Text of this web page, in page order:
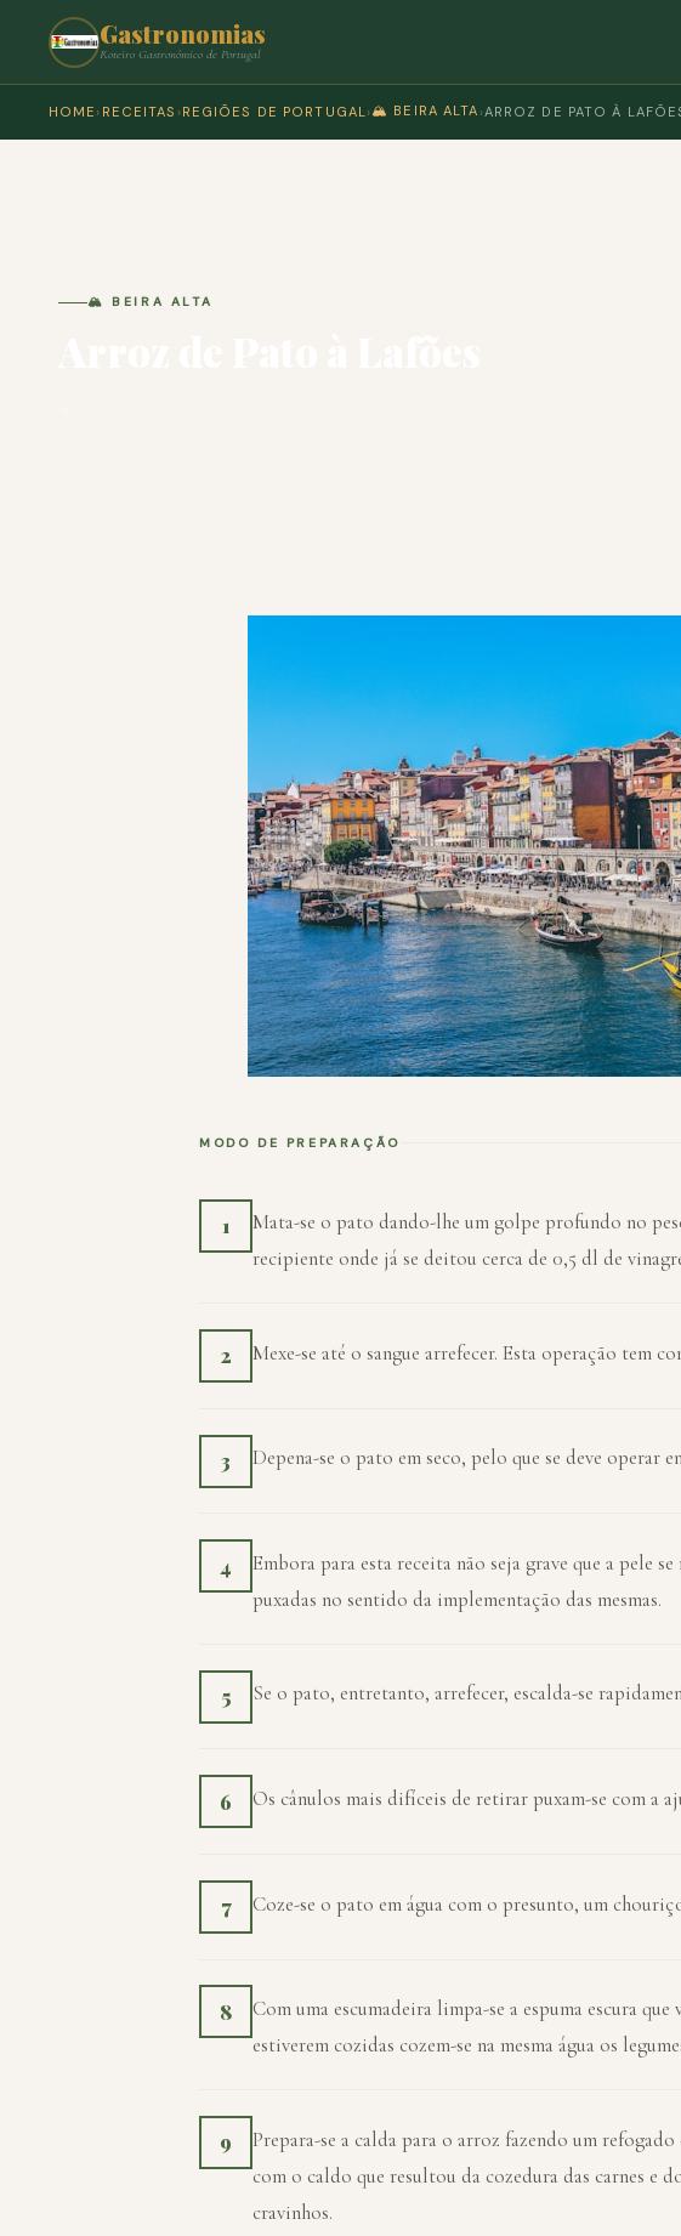
Gastronomias
Roteiro Gastronómico de Portugal
HOME › RECEITAS › REGIÕES DE PORTUGAL›🏔️ BEIRA ALTA ›ARROZ DE PATO À
🏔️ BEIRA ALTA
MODO DE PREPARAÇÃO
1
Mata-se o pato dando-lhe um golpe profundo no
recipiente onde já se deitou cerca de 0,5 dl de
2 Mexe-se até o sangue arrefecer. Esta operação tem
3 Depena-se o pato em seco, pelo que se deve operar
4
Embora para esta receita não seja grave que a pele
puxadas no sentido da implementação das mesmas.
5 Se o pato, entretanto, arrefecer, escalda-se
6 Os cânulos mais difíceis de retirar puxam-se com a
7 Coze-se o pato em água com o presunto, um
8
Com uma escumadeira limpa-se a espuma escura
estiverem cozidas cozem-se na mesma água os
9
Prepara-se a calda para o arroz fazendo um
com o caldo que resultou da cozedura das carnes e
cravinhos.